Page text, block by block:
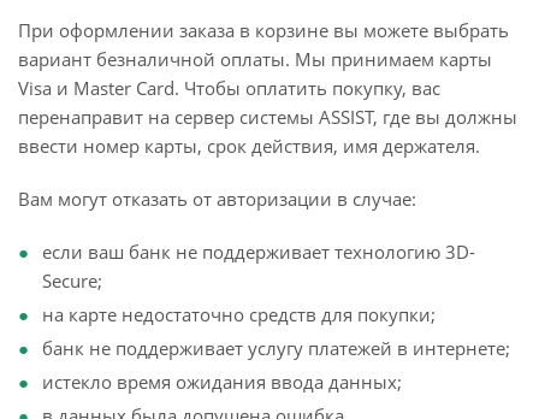
При оформлении заказа в корзине вы можете выбрать
вариант безналичной оплаты. Мы принимаем карты
Visa и Master Card. Чтобы оплатить покупку, вас
перенаправит на сервер системы ASSIST, где вы должны
ввести номер карты, срок действия, имя держателя.
Вам могут отказать от авторизации в случае:
если ваш банк не поддерживает технологию 3D-
Secure;
на карте недостаточно средств для покупки;
банк не поддерживает услугу платежей в интернете;
истекло время ожидания ввода данных;